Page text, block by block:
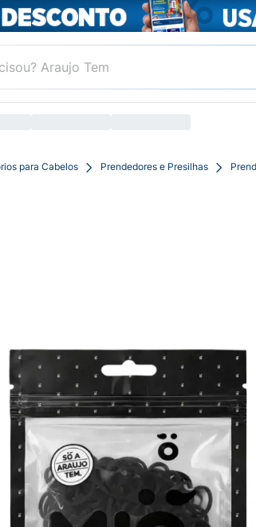
para Cabelos Prendedores e Presilhas